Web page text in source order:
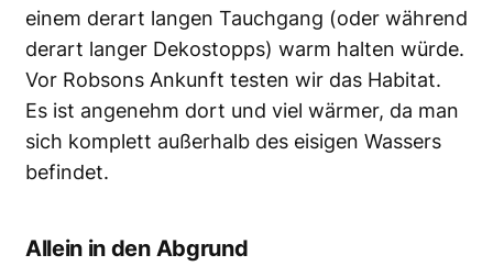
einem derart langen Tauchgang (oder während
derart langer Dekostopps) warm halten würde.
Vor Robsons Ankunft testen wir das Habitat.
Es ist angenehm dort und viel wärmer, da man
sich komplett außerhalb des eisigen Wassers
befindet.
Allein in den Abgrund